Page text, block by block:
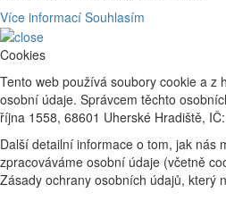
Více informací Souhlasím
Cookies
Tento web používá soubory cookie a z
osobní údaje. Správcem těchto
října 1558, 68601 Uherské Hradiště,
Další detailní informace o tom, jak nás
zpracováváme osobní údaje (včetně
Zásady ochrany osobních údajů, který